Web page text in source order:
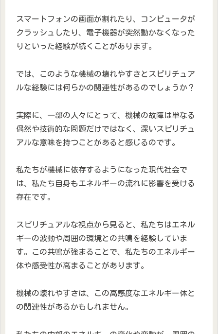
スマートフォンの画面が割れたり、コンピュータが
クラッシュしたり、電子機器が突然動かなくなった
りといった経験が続くことがあります。
では、このような機械の壊れやすさとスピリチュア
ルな経験には何らかの関連性があるのでしょうか？
実際に、一部の人々にとって、機械の故障は単なる
偶然や技術的な問題だけではなく、深いスピリチュ
アルな意味を持つことがあると感じるのです。
私たちが機械に依存するようになった現代社会で
は、私たち自身もエネルギーの流れに影響を受ける
存在です。
スピリチュアルな視点から見ると、私たちはエネル
ギーの波動や周囲の環境との共鳴を経験していま
す。この共鳴が強まることで、私たちのエネルギー
体や感受性が高まることがあります。
機械の壊れやすさは、この高感度なエネルギー体と
の関連性があるかもしれません。